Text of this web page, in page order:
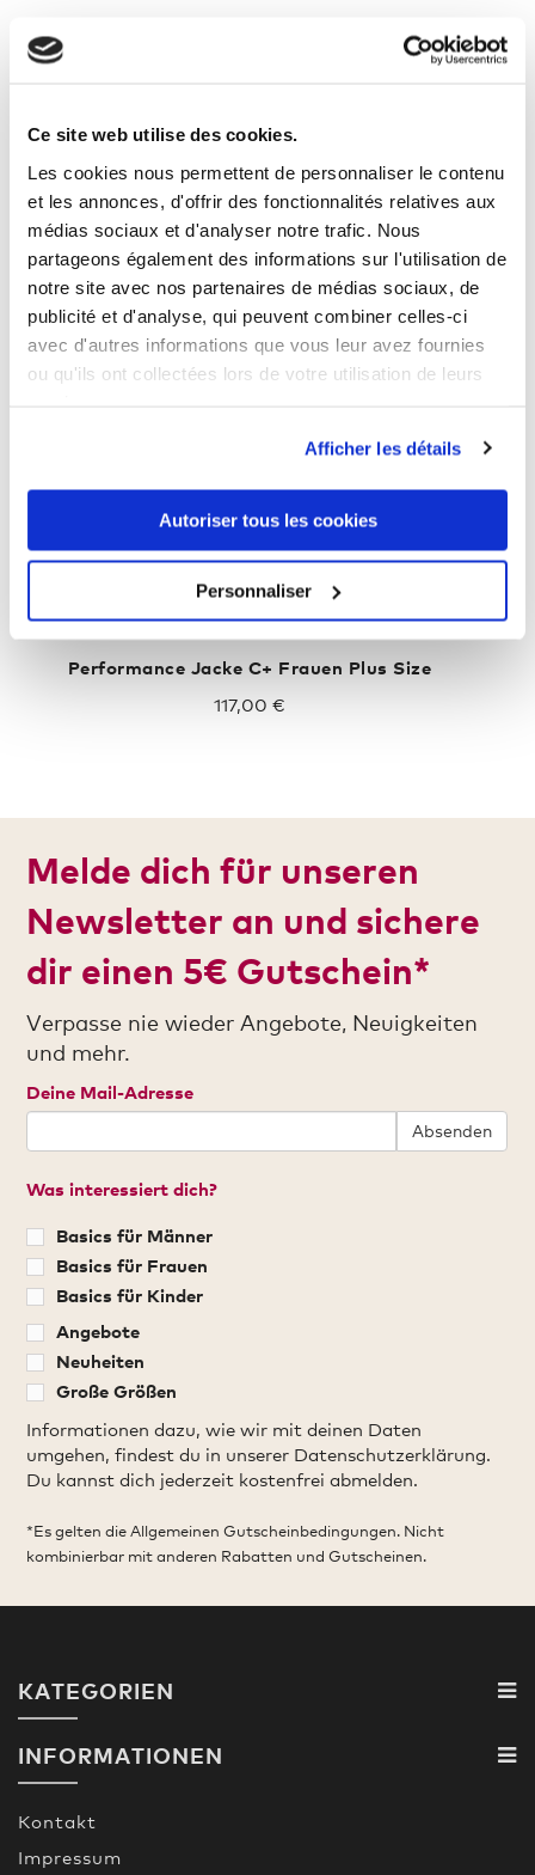
Ce site web utilise des cookies.
Les cookies nous permettent de personnaliser le contenu
et les annonces, d'offrir des fonctionnalités relatives aux
médias sociaux et d'analyser notre trafic. Nous
partageons également des informations sur l'utilisation de
notre site avec nos partenaires de médias sociaux, de
publicité et d'analyse, qui peuvent combiner celles-ci
avec d'autres informations que vous leur avez fournies
ou qu'ils ont collectées lors de votre utilisation de leurs
Afficher les détails
Autoriser tous les cookies
Personnaliser
Performance Jacke C+ Frauen Plus Size
117,00 €
Melde dich für unseren
Newsletter an und sichere
dir einen 5€ Gutschein*
Verpasse nie wieder Angebote, Neuigkeiten
und mehr.
Deine Mail-Adresse
Absenden
Was interessiert dich?
Basics für Männer
Basics für Frauen
Basics für Kinder
Angebote
Neuheiten
Große Größen
Informationen dazu, wie wir mit deinen Daten
umgehen, findest du in unserer Datenschutzerklärung.
Du kannst dich jederzeit kostenfrei abmelden.
*Es gelten die Allgemeinen Gutscheinbedingungen. Nicht
kombinierbar mit anderen Rabatten und Gutscheinen.
KATEGORIEN
INFORMATIONEN
Kontakt
Impressum